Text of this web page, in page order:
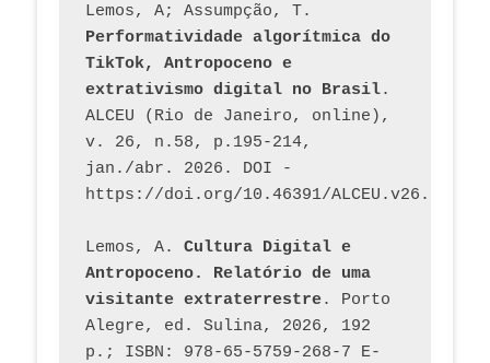
Performatividade algorítmica do
TikTok, Antropoceno e
extrativismo digital no Brasil.
ALCEU (Rio de Janeiro, online),
v. 26, n.58, p.195-214,
jan./abr. 2026. DOI -
https://doi.org/10.46391/
Lemos, A. Cultura Digital e
Antropoceno. Relatório de uma
visitante extraterrestre. Porto
Alegre, ed. Sulina, 2026, 192
p.; ISBN: 978-65-5759-268-7 E-